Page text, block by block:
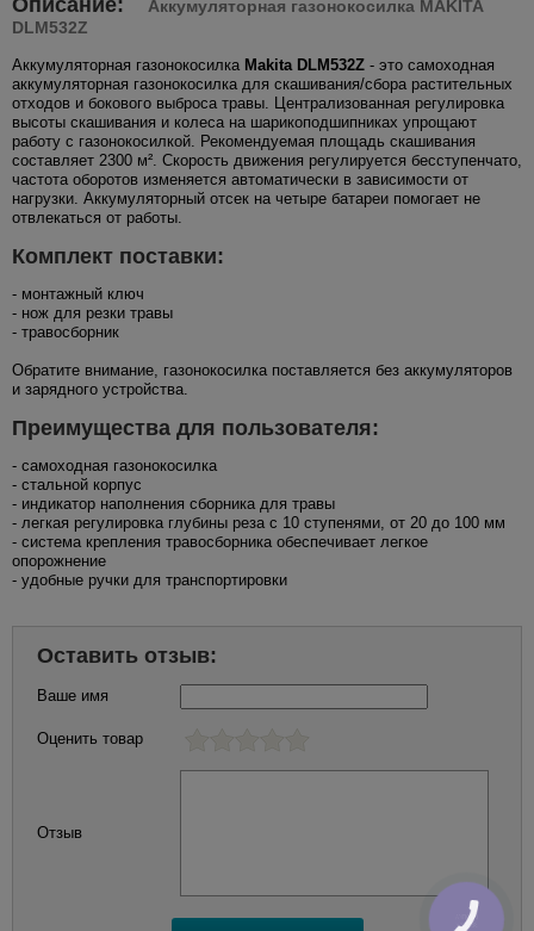
Аккумуляторная газонокосилка MAKITA
DLM532Z
Аккумуляторная газонокосилка Makita DLM532Z - это самоходная
аккумуляторная газонокосилка для скашивания/сбора растительных
отходов и бокового выброса травы. Централизованная регулировка
высоты скашивания и колеса на шарикоподшипниках упрощают
работу с газонокосилкой. Рекомендуемая площадь скашивания
составляет 2300 м². Скорость движения регулируется бесступенчато,
частота оборотов изменяется автоматически в зависимости от
нагрузки. Аккумуляторный отсек на четыре батареи помогает не
отвлекаться от работы.
Комплект поставки:
- монтажный ключ
- нож для резки травы
- травосборник
Обратите внимание, газонокосилка поставляется без аккумуляторов
и зарядного устройства.
Преимущества для пользователя:
- самоходная газонокосилка
- стальной корпус
- индикатор наполнения сборника для травы
- легкая регулировка глубины реза с 10 ступенями, от 20 до 100 мм
- система крепления травосборника обеспечивает легкое
опорожнение
- удобные ручки для транспортировки
Оставить отзыв:
Ваше имя
Оценить товар
Отзыв
КНОПКА
ЗВ'ЯЗКУ